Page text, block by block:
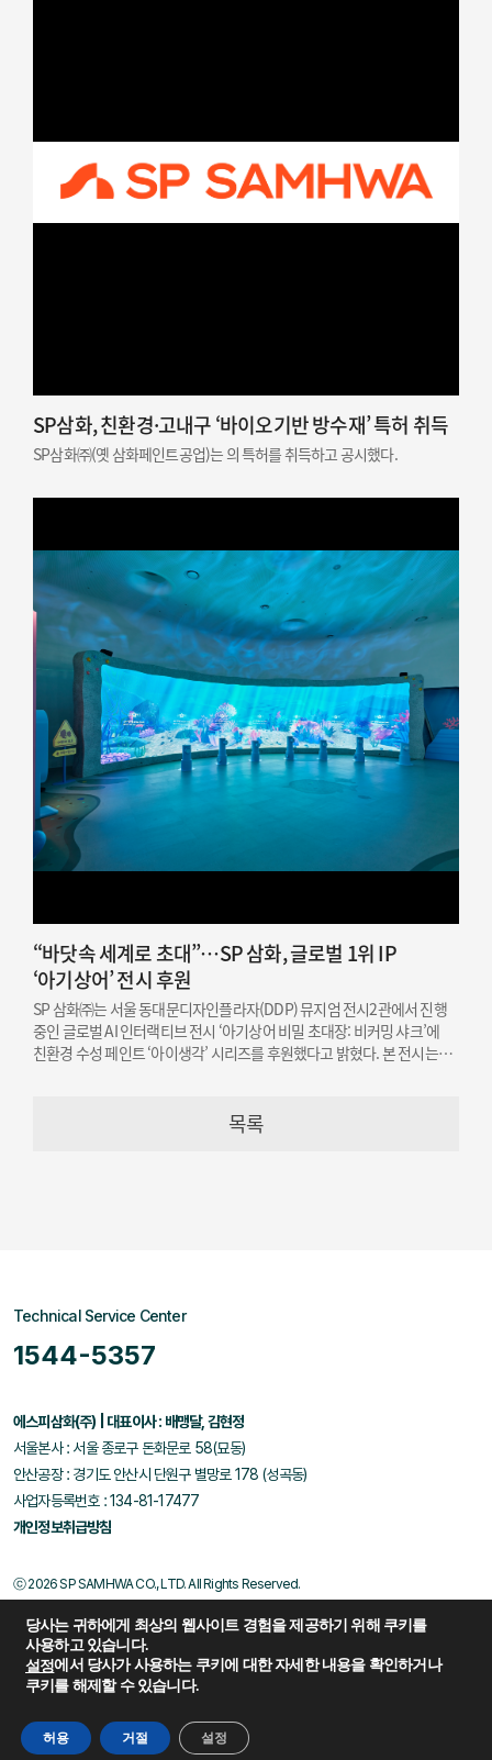
SP삼화, 친환경·고내구 ‘바이오기반 방수재’ 특허 취득
SP삼화㈜(옛 삼화페인트공업)는 의 특허를 취득하고 공시했다.
“바닷속 세계로 초대”…SP 삼화, 글로벌 1위 IP
‘아기상어’ 전시 후원
SP 삼화㈜는 서울 동대문디자인플라자(DDP) 뮤지엄 전시2관에서 진행
중인 글로벌 AI 인터랙티브 전시 ‘아기상어 비밀 초대장: 비커밍 샤크’에
친환경 수성 페인트 ‘아이생각’ 시리즈를 후원했다고 밝혔다. 본 전시는
목록
Technical Service Center
1544-5357
에스피삼화(주) | 대표이사 : 배맹달, 김현정
서울본사 : 서울 종로구 돈화문로 58(묘동)
안산공장 : 경기도 안산시 단원구 별망로 178 (성곡동)
사업자등록번호 : 134-81-17477
개인정보취급방침
ⓒ 2026 SP SAMHWA CO., LTD. All Rights Reserved.
Family Site
당사는 귀하에게 최상의 웹사이트 경험을 제공하기 위해 쿠키를
사용하고 있습니다.
설정에서 당사가 사용하는 쿠키에 대한 자세한 내용을 확인하거나
쿠키를 해제할 수 있습니다.
허용 거절 설정